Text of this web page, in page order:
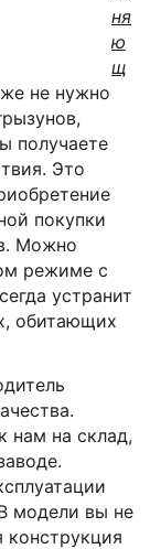
ня
ю
щ
не нужно
получаете
Это
покупки
Можно
режиме с
устранит
обитающих
нам на склад,
модели вы не
конструкция